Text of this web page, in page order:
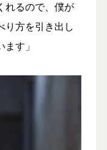
れるので、僕が
り方を引き出し
す」